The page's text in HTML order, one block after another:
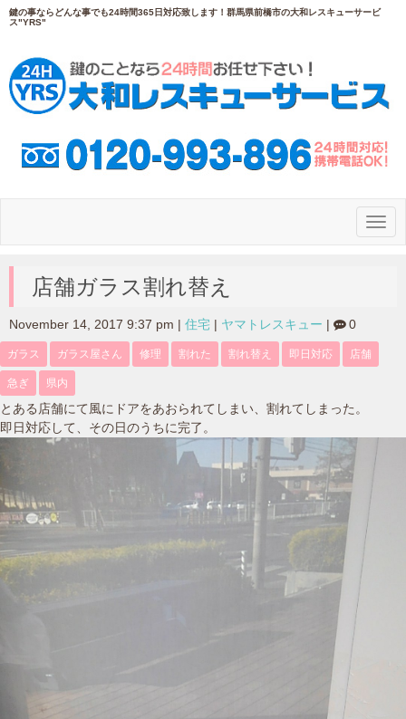
鍵の事ならどんな事でも24時間365日対応致します！群馬県前橋市の大和レスキューサービ
ス"YRS"
N
a
店舗ガラス割れ替え
November 14, 2017 9:37 pm 住宅 ヤマトレスキュー 0
ガラス ガラス屋さん 修理 割れた 割れ替え 即日対応 店舗
急ぎ 県内
とある店舗にて風にドアをあおられてしまい、割れてしまった。
即日対応して、その日のうちに完了。